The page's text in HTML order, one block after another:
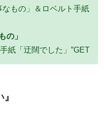
なもの」＆ロベルト手紙
の」
紙「迂闊でした」”GET